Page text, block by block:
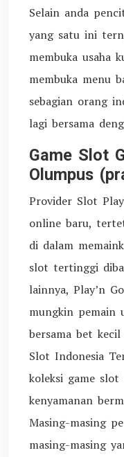
Selain anda
yang satu ini
membuka usaha
membuka menu
sebagian orang
lagi bersama
Game Slot
Olumpus
Provider Slot
online baru,
di dalam
slot tertinggi
lainnya, Play’n
mungkin pemain
bersama bet
Slot Indonesia
koleksi game
kenyamanan
Masing-masing
masing-masing